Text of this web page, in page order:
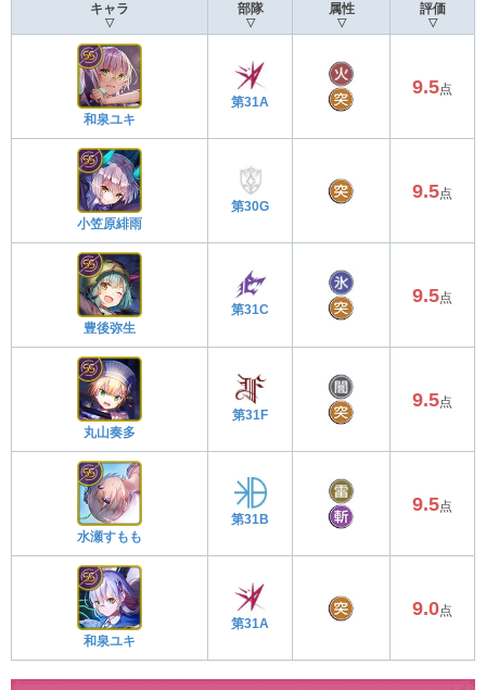
キャラ
▽
部隊
▽
属性
▽
評価
▽
和泉ユキ
第31A
9.5点
小笠原緋雨
第30G
9.5点
豊後弥生
第31C
9.5点
丸山奏多
第31F
9.5点
水瀬すもも
第31B
9.5点
和泉ユキ
第31A
9.0点